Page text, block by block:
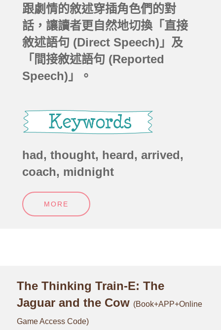
跟劇情的敘述穿插角色們的對
話，讓讀者更自然地切換「直接
敘述語句 (Direct Speech)」及
「間接敘述語句 (Reported
Speech)」。
had, thought, heard, arrived,
coach, midnight
MORE
The Thinking Train-E: The
Jaguar and the Cow (Book+APP+Online
Game Access Code)